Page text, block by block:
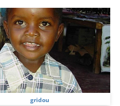
gridou